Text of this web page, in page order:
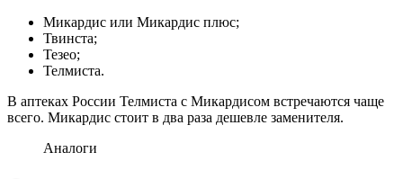
Микардис или Микардис плюс;
Твинста;
Тезео;
Телмиста.
В аптеках России Телмиста с Микардисом встречаются чаще
всего. Микардис стоит в два раза дешевле заменителя.
Аналоги